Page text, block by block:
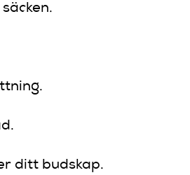
ditt budskap.